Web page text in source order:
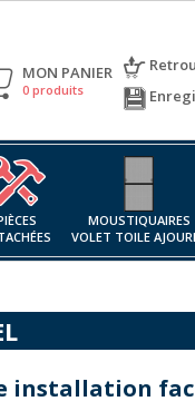
MON PANIER
0 produits
MOUSTIQUAIRES
VOLET TOILE
installation